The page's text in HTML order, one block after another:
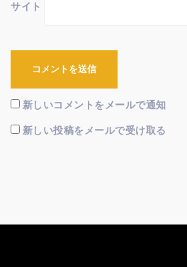
サイト
新しいコメントをメールで通知
新しい投稿をメールで受け取る